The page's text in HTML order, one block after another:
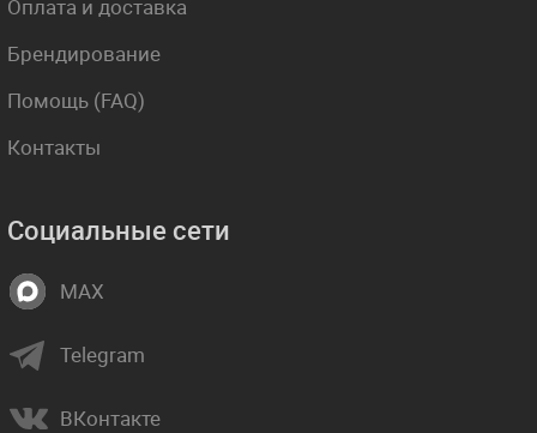
Оплата и доставка
Брендирование
Помощь (FAQ)
Контакты
Социальные сети
MAX
Telegram
ВКонтакте